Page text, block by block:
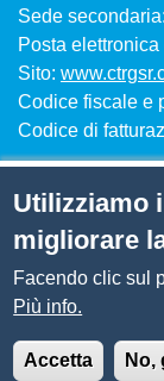
Sede
Posta elettronica
Sito:
Codice fiscale e
Codice di
Menù privacy
Note legali
Utilizziamo
migliorare
Facendo clic sul
Più info.
Accetta No,